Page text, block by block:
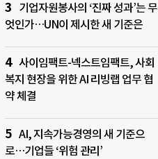
기업자원봉사의 ‘진짜 성과’는 무
엇인가…UN이 제시한 새 기준은
사이임팩트-넥스트임팩트, 사회
복지 현장을 위한 AI 리빙랩 업무 협
약 체결
AI, 지속가능경영의 새 기준으
로…기업들 ‘위험 관리’